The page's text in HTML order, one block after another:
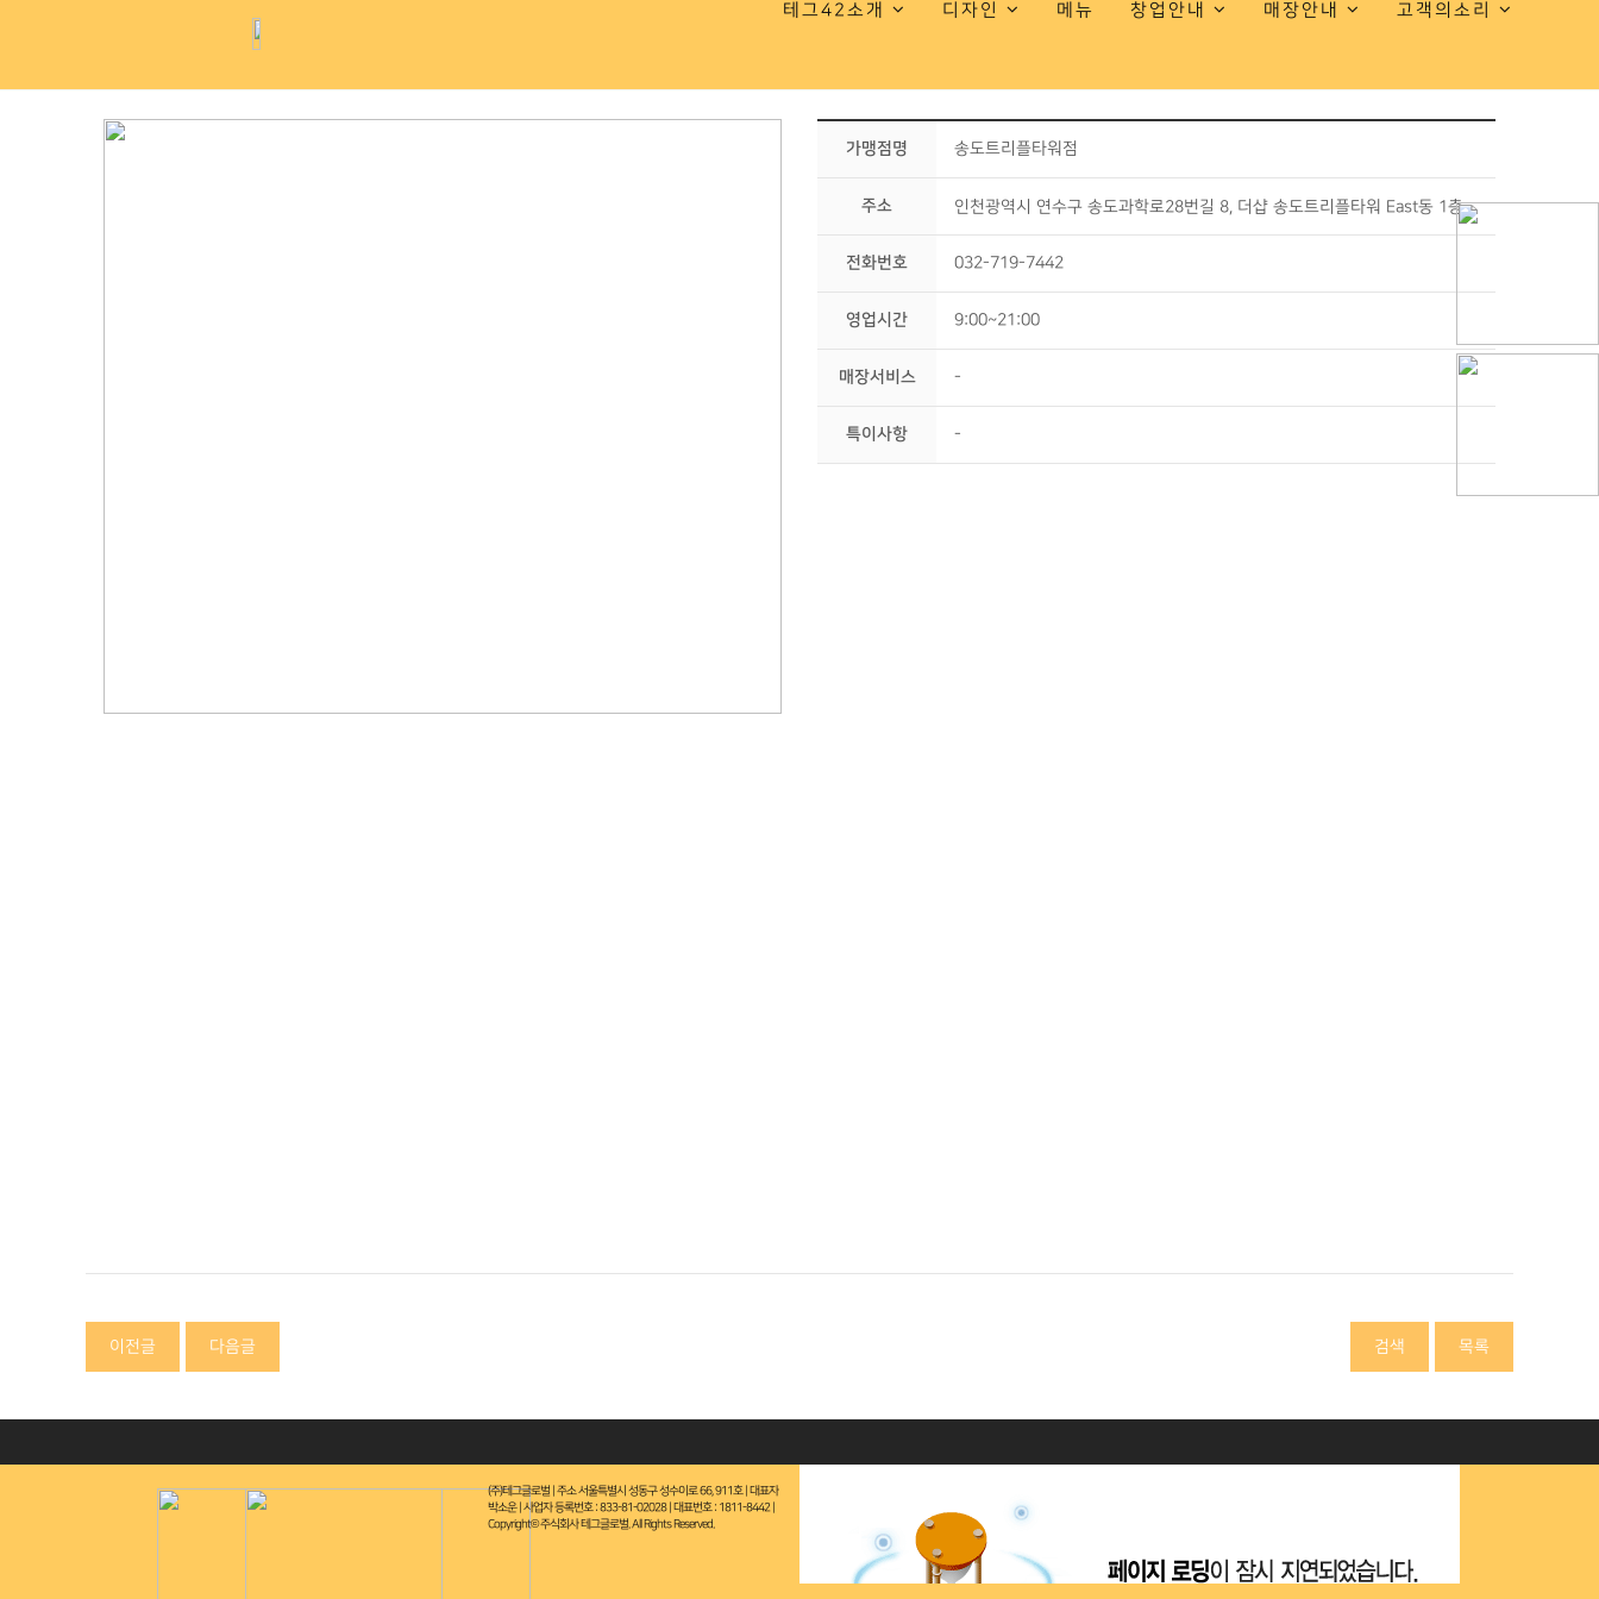
테그42소개 디자인 메뉴 창업안내 매장안내 고객의소리
가맹점명 송도트리플타워점
주소 인천광역시 연수구 송도과학로28번길 8, 더샵 송도트리플타워 East동 1층
전화번호 032-719-7442
영업시간 9:00~21:00
매장서비스 -
특이사항 -
이전글 다음글 검색 목록
테그공식블로그 바로가기
| 서울특별시 성동구 성수이로 66, 911호 | 대표자 박소운
| E메일 patio42ap@naver.com
(주)테그글로벌 | 주소 서울특별시 성동구 성수이로 66, 911호 | 대표자
박소운 | 사업자 등록번호 : 833-81-02028 | 대표번호 : 1811-8442 |
Copyright© 주식회사 테그글로벌. All Rights Reserved.